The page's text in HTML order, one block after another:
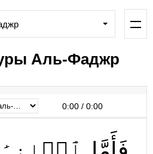
Аль-Фаджр
0:00 / 0:00